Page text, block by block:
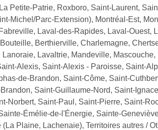
Petite-Patrie, Roxboro, Saint-Laurent,
Michel/Parc-Extension), Montréal-Est,
Laval-des-Rapides, Laval-Ouest,
Berthierville, Charlemagne,
Lanoraie, Lavaltrie, Mandeville,
Alexis, Saint-Alexis - Paroisse, Saint-
de-Brandon, Saint-Côme, Saint-
Saint-Guillaume-Nord, Saint-
Norbert, Saint-Paul, Saint-Pierre, Saint-
Émélie-de-l'Énergie, Sainte-
(La Plaine, Lachenaie), Territoires autres /